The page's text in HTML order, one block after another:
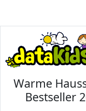
Warme
Bestseller